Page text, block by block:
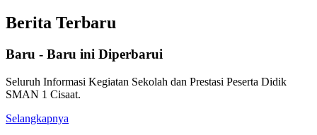
Berita Terbaru
Baru - Baru ini Diperbarui
Seluruh Informasi Kegiatan Sekolah dan Prestasi Peserta Didik
SMAN 1 Cisaat.
Selangkapnya